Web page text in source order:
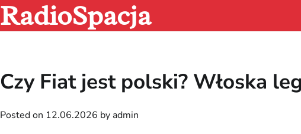
Skip
to
content
RadioSpacja
Czy Fiat jest polski? Włoska
Posted on 12.06.2026 by admin